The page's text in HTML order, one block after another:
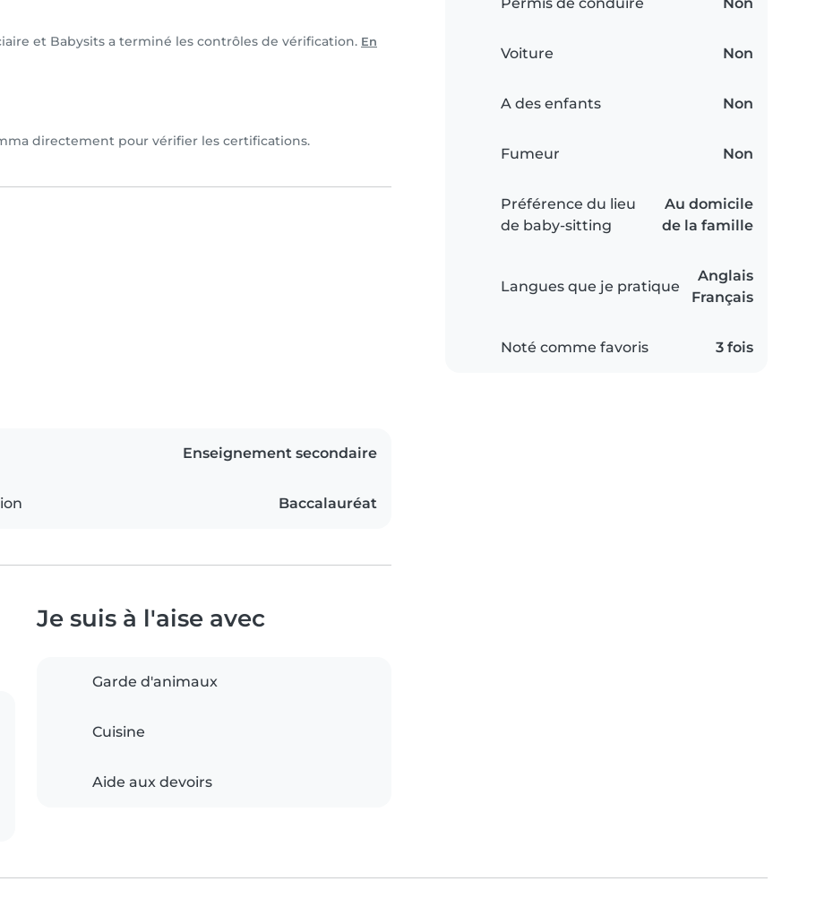
et Babysits a terminé les contrôles de vérification. En
directement pour vérifier les certifications.
Permis de conduire Non
Voiture Non
A des enfants Non
Fumeur Non
Préférence du lieu
de baby-sitting
Au domicile
de la famille
Langues que je pratique
Anglais
Français
Noté comme favoris 3 fois
Enseignement secondaire
Baccalauréat
Je suis à l'aise avec
Garde d'animaux
Cuisine
Aide aux devoirs